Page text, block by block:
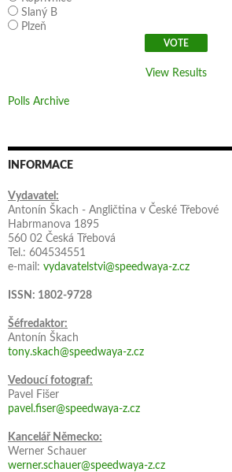
Slaný B
Plzeň
View Results
Polls Archive
INFORMACE
Vydavatel:
Antonín Škach - Angličtina v České Třebové
Habrmanova 1895
560 02 Česká Třebová
Tel.: 604534551
e-mail: vydavatelstvi@speedwaya-z.cz
ISSN: 1802-9728
Šéfredaktor:
Antonín Škach
tony.skach@speedwaya-z.cz
Vedoucí fotograf:
Pavel Fišer
pavel.fiser@speedwaya-z.cz
Kancelář Německo:
Werner Schauer
werner.schauer@speedwaya-z.cz